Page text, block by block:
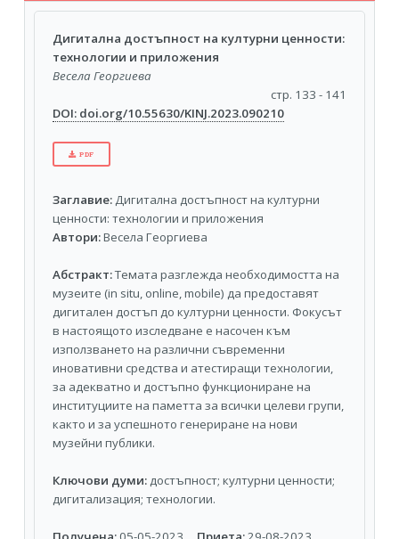
Дигитална достъпност на културни ценности:
технологии и приложения
Весела Георгиева
стр. 133 - 141
DOI: doi.org/10.55630/KINJ.2023.090210
PDF
Заглавие:Дигитална достъпност на културни
ценности: технологии и приложения
Автори:Весела Георгиева
Абстракт:Темата разглежда необходимостта на
музеите (in situ, online, mobile) да предоставят
дигитален достъп до културни ценности. Фокусът
в настоящото изследване е насочен към
използването на различни съвременни
иновативни средства и атестиращи технологии,
за адекватно и достъпно функциониране на
институциите на паметта за всички целеви групи,
както и за успешното генериране на нови
музейни публики.
Ключови думи:достъпност; културни ценности;
дигитализация; технологии.